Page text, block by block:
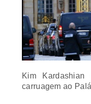
Kim
carruagem ao